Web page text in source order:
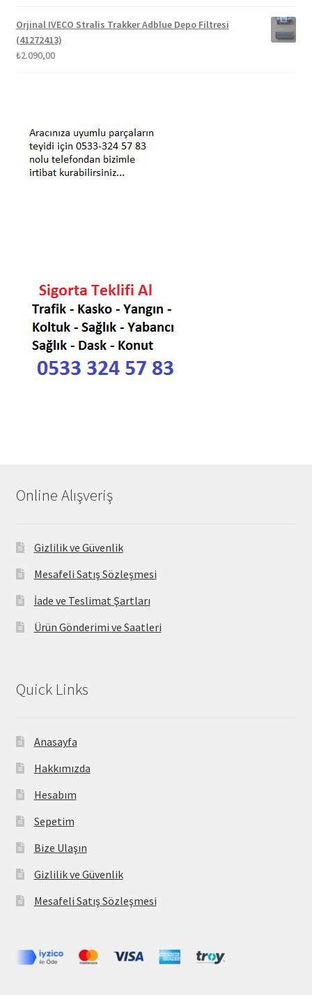
Orjinal IVECO Stralis Trakker Adblue Depo Filtresi
(41272413)
₺2.090,00
Online Alışveriş
Gizlilik ve Güvenlik
Mesafeli Satış Sözleşmesi
İade ve Teslimat Şartları
Ürün Gönderimi ve Saatleri
Quick Links
Anasayfa
Hakkımızda
Hesabım
Sepetim
Bize Ulaşın
Gizlilik ve Güvenlik
Mesafeli Satış Sözleşmesi